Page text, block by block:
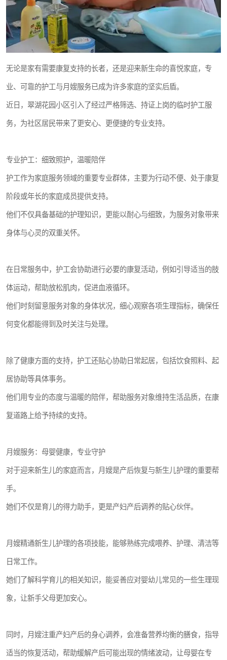
无论是家有需要康复支持的长者，还是迎来新生命的喜悦家庭，专
业、可靠的护工与月嫂服务已成为许多家庭的坚实后盾。
近日，翠湖花园小区引入了经过严格筛选、持证上岗的临时护工服
务，为社区居民带来了更安心、更便捷的专业支持。
专业护工：细致照护，温暖陪伴
护工作为家庭服务领域的重要专业群体，主要为行动不便、处于康复
阶段或年长的家庭成员提供支持。
他们不仅具备基础的护理知识，更能以耐心与细致，为服务对象带来
身体与心灵的双重关怀。
在日常服务中，护工会协助进行必要的康复活动，例如引导适当的肢
体运动，帮助放松肌肉，促进血液循环。
他们时刻留意服务对象的身体状况，细心观察各项生理指标，确保任
何变化都能得到及时关注与处理。
除了健康方面的支持，护工还贴心协助日常起居，包括饮食照料、起
居协助等具体事务。
他们用专业的态度与温暖的陪伴，帮助服务对象维持生活品质，在康
复道路上给予持续的支持。
月嫂服务：母婴健康，专业守护
对于迎来新生儿的家庭而言，月嫂是产后恢复与新生儿护理的重要帮
手。
她们不仅是育儿的得力助手，更是产妇产后调养的贴心伙伴。
月嫂精通新生儿护理的各项技能，能够熟练完成喂养、护理、清洁等
日常工作。
她们了解科学育儿的相关知识，能妥善应对婴幼儿常见的一些生理现
象，让新手父母更加安心。
同时，月嫂注重产妇产后的身心调养，会准备营养均衡的膳食，指导
适当的恢复活动，帮助缓解产后可能出现的情绪波动，让母婴在专